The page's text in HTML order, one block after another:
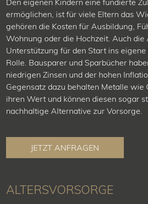
Den eigenen Kindern eine fundierte
ermöglichen, ist für viele Eltern das
gehören die Kosten für Ausbildung,
Wohnung oder die Hochzeit. Auch die
Unterstützung für den Start ins
Rolle. Bausparer und Sparbücher
niedrigen Zinsen und der hohen
Gegensatz dazu behalten Metalle wie
ihren Wert und können diesen sogar
nachhaltige Alternative zur Vorsorge.
JETZT ANFRAGEN
ALTERS­VORSORGE